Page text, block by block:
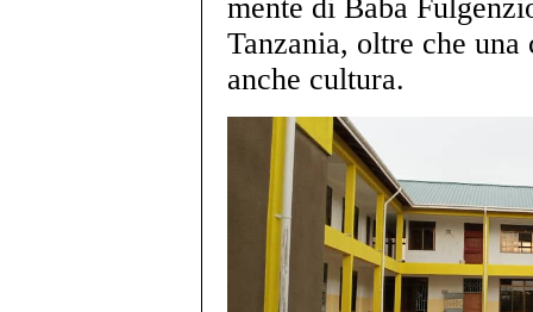
mente di Baba
Tanzania, oltre che una
anche cultura.